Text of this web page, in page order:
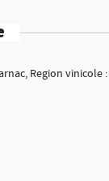
Region vinicole :